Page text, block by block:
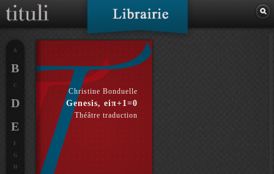
Christine Bonduelle
Genesis, eiπ+1=0
Théâtre traduction
A
B
C
D
E
F
G
H